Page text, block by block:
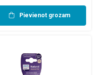
Pievienot grozam